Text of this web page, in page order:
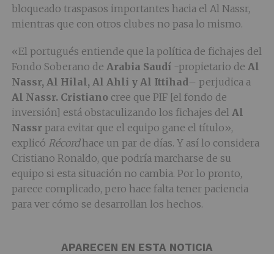
bloqueado traspasos importantes hacia el Al Nassr,
mientras que con otros clubes no pasa lo mismo.
«El portugués entiende que la política de fichajes del
Fondo Soberano de Arabia Saudí -propietario de Al
Nassr, Al Hilal, Al Ahli y Al Ittihad– perjudica a
Al Nassr. Cristianocree que PIF [el fondo de
inversión] está obstaculizando los fichajes del Al
Nassrpara evitar que el equipo gane el título»,
explicó Récordhace un par de días. Y así lo considera
Cristiano Ronaldo, que podría marcharse de su
equipo si esta situación no cambia. Por lo pronto,
parece complicado, pero hace falta tener paciencia
para ver cómo se desarrollan los hechos.
APARECEN EN ESTA NOTICIA